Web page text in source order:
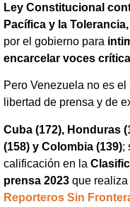
Ley Constitucional
Pacífica y la
por el gobierno para
encarcelar voces
Pero Venezuela no es
libertad de prensa y de
Cuba (172), Honduras
(158) y Colombia (139);
calificación en la
prensa 2023 que realiza
Reporteros Sin